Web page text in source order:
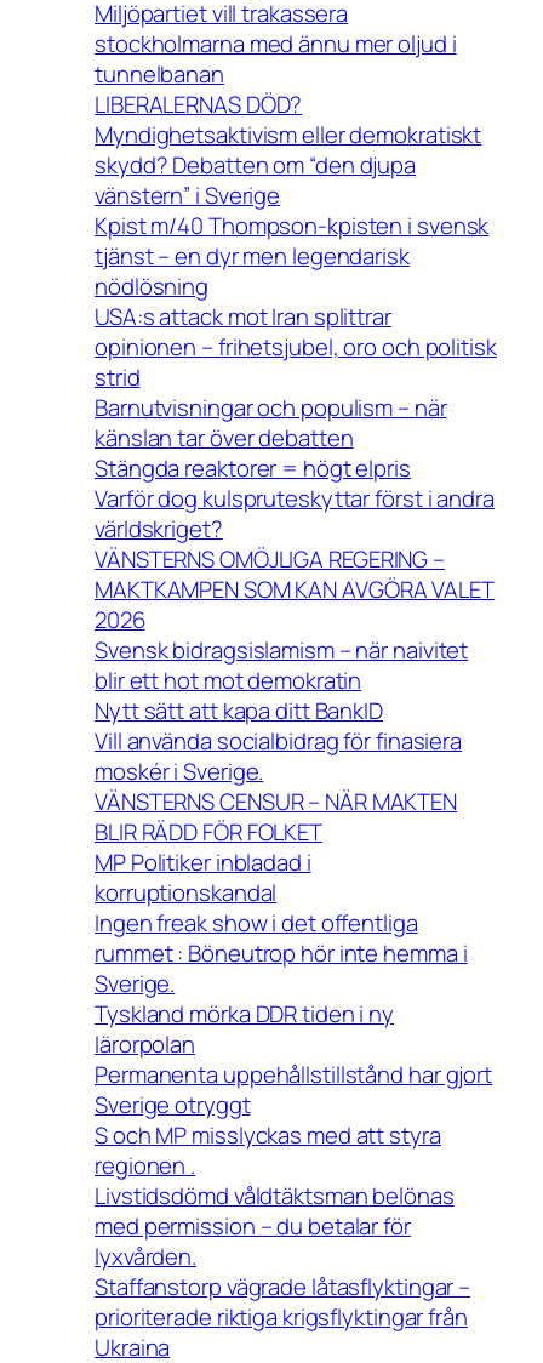
Miljöpartiet vill trakassera
stockholmarna med ännu mer oljud i
tunnelbanan
LIBERALERNAS DÖD?
Myndighetsaktivism eller demokratiskt
skydd? Debatten om “den djupa
vänstern” i Sverige
Kpist m/40 Thompson-kpisten i svensk
tjänst – en dyr men legendarisk
nödlösning
USA:s attack mot Iran splittrar
opinionen – frihetsjubel, oro och politisk
strid
Barnutvisningar och populism – när
känslan tar över debatten
Stängda reaktorer = högt elpris
Varför dog kulspruteskyttar först i andra
världskriget?
VÄNSTERNS OMÖJLIGA REGERING –
MAKTKAMPEN SOM KAN AVGÖRA VALET
2026
Svensk bidragsislamism – när naivitet
blir ett hot mot demokratin
Nytt sätt att kapa ditt BankID
Vill använda socialbidrag för finasiera
moskér i Sverige.
VÄNSTERNS CENSUR – NÄR MAKTEN
BLIR RÄDD FÖR FOLKET
MP Politiker inbladad i
korruptionskandal
Ingen freak show i det offentliga
rummet : Böneutrop hör inte hemma i
Sverige.
Tyskland mörka DDR tiden i ny
lärorpolan
Permanenta uppehållstillstånd har gjort
Sverige otryggt
S och MP misslyckas med att styra
regionen .
Livstidsdömd våldtäktsman belönas
med permission – du betalar för
lyxvården.
Staffanstorp vägrade låtasflyktingar –
prioriterade riktiga krigsflyktingar från
Ukraina